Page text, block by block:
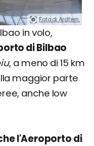
Foto di Ardfern.
in volo,
di Bilbao
, a meno di 15 km
maggior parte
anche low
l'Aeroporto di